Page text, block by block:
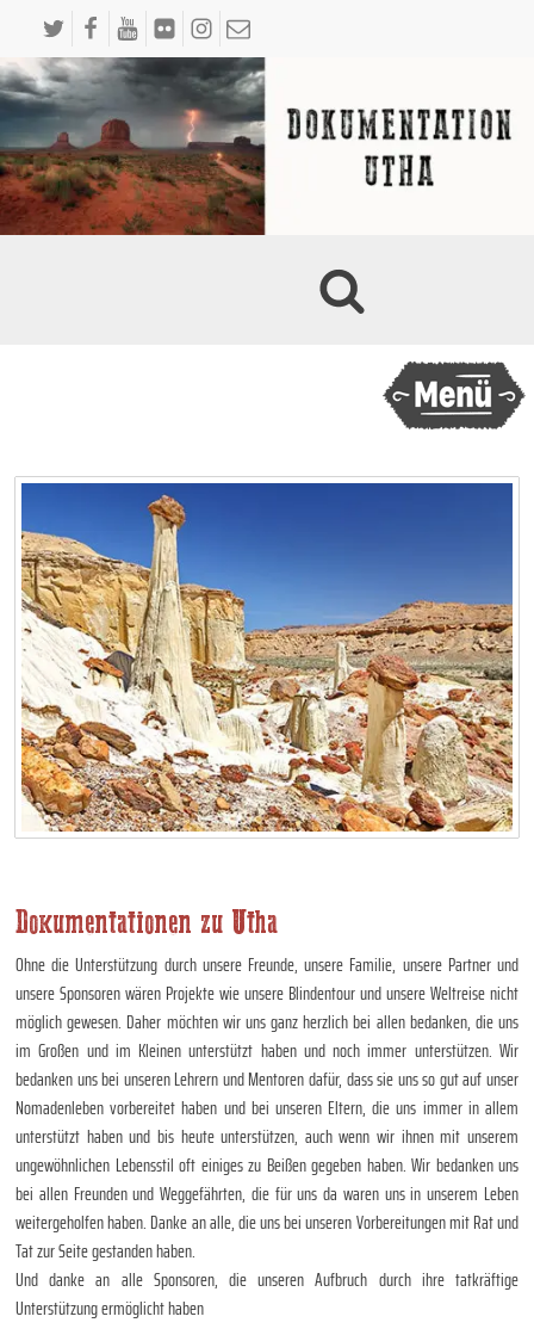
Dokumentationen zu Utha
Ohne die Unterstützung durch unsere Freunde, unsere Familie, unsere Partner und
unsere Sponsoren wären Projekte wie unsere Blindentour und unsere Weltreise nicht
möglich gewesen. Daher möchten wir uns ganz herzlich bei allen bedanken, die uns
im Großen und im Kleinen unterstützt haben und noch immer unterstützen. Wir
bedanken uns bei unseren Lehrern und Mentoren dafür, dass sie uns so gut auf unser
Nomadenleben vorbereitet haben und bei unseren Eltern, die uns immer in allem
unterstützt haben und bis heute unterstützen, auch wenn wir ihnen mit unserem
ungewöhnlichen Lebensstil oft einiges zu Beißen gegeben haben. Wir bedanken uns
bei allen Freunden und Weggefährten, die für uns da waren uns in unserem Leben
weitergeholfen haben. Danke an alle, die uns bei unseren Vorbereitungen mit Rat und
Tat zur Seite gestanden haben.
Und danke an alle Sponsoren, die unseren Aufbruch durch ihre tatkräftige
Unterstützung ermöglicht haben